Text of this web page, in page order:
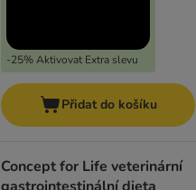
-25% Aktivovat Extra slevu
Přidat do košíku
Concept for Life veterinární